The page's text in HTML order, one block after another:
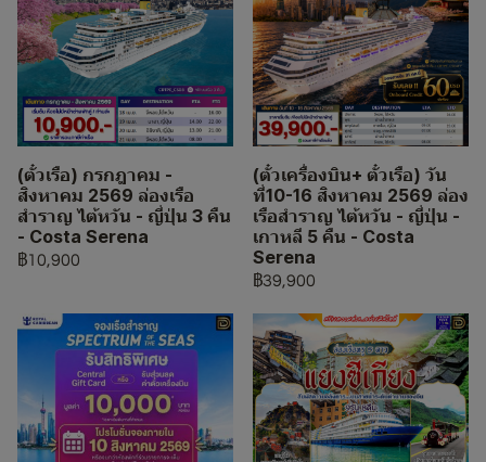
(ตั๋วเรือ) กรกฎาคม -
สิงหาคม 2569 ล่องเรือ
สำราญ ไต้หวัน - ญี่ปุ่น 3 คืน
- Costa Serena
฿10,900
(ตั๋วเครื่องบิน+ ตั๋วเรือ) วัน
ที่10-16 สิงหาคม 2569 ล่อง
เรือสำราญ ไต้หวัน - ญี่ปุ่น -
เกาหลี 5 คืน - Costa
Serena
฿39,900